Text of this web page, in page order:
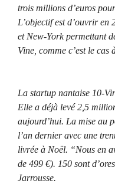
trois millions d’euros
L’objectif est d’ouvrir en
et New-York permettant
Vine, comme c’est le cas
La startup nantaise 10-
Elle a déjà levé 2,5
aujourd’hui. La mise au
l’an dernier avec une
livrée à Noël. “Nous en
de 499 €). 150 sont
Jarrousse.